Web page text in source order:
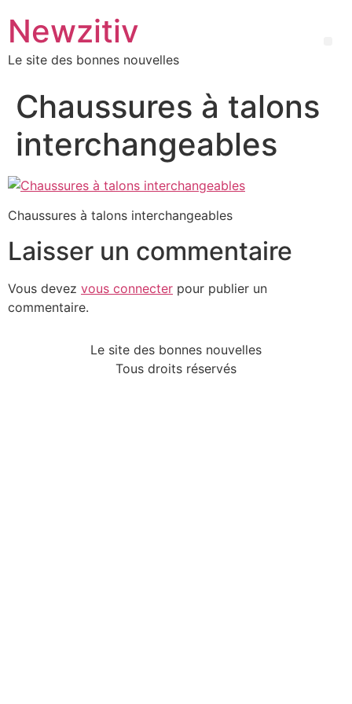
Newzitiv
Le site des bonnes nouvelles
Chaussures à talons
interchangeables
Chaussures à talons interchangeables
Laisser un commentaire
Vous devez vous connecter pour publier un
commentaire.
Le site des bonnes nouvelles
Tous droits réservés